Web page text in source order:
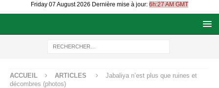
Friday 07 August 2026 Dernière mise à jour: 6h:27 AM GMT
ACCUEIL ARTICLES
Jabaliya n’est plus que ruines et
décombres (photos)